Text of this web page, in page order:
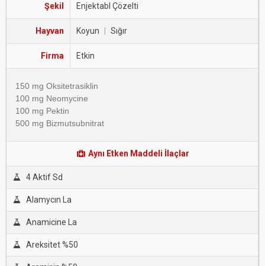
Şekil Enjektabl Çözelti
Hayvan Koyun Sığır
Firma Etkin
150 mg Oksitetrasiklin
100 mg Neomycine
100 mg Pektin
500 mg Bizmutsubnitrat
Aynı Etken Maddeli İlaçlar
4 Aktif Sd
Alamycın La
Anamicine La
Areksitet %50